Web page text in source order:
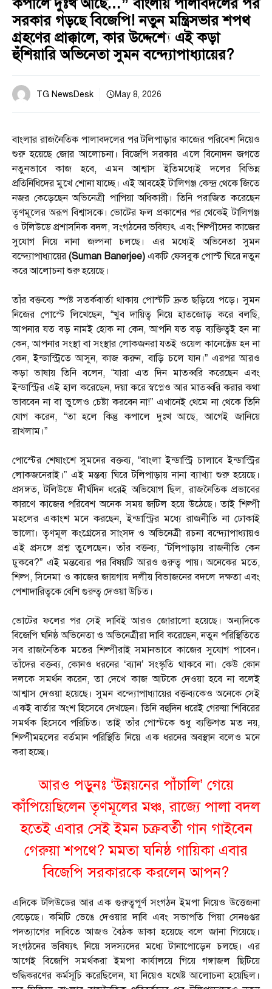
কপালে দুঃখ আছে…” বাংলায় পালাবদলের পর
সরকার গড়ছে বিজেপি! নতুন মন্ত্রিসভার শপথ
গ্রহণের প্রাক্কালে, কার উদ্দেশ্যে এই কড়া
হুঁশিয়ারি অভিনেতা সুমন বন্দ্যোপাধ্যায়ের?
TG NewsDesk May 8, 2026
বাংলার রাজনৈতিক পালাবদলের পর টলিপাড়ার কাজের পরিবেশ নিয়েও
শুরু হয়েছে জোর আলোচনা। বিজেপি সরকার এলে বিনোদন জগতে
নতুনভাবে কাজ হবে, এমন আশ্বাস ইতিমধ্যেই দলের বিভিন্ন
প্রতিনিধিদের মুখে শোনা যাচ্ছে। এই আবহেই টালিগঞ্জ কেন্দ্র থেকে জিতে
নজর কেড়েছেন অভিনেত্রী পাপিয়া অধিকারী। তিনি পরাজিত করেছেন
তৃণমূলের অরূপ বিশ্বাসকে। ভোটের ফল প্রকাশের পর থেকেই টালিগঞ্জ
ও টলিউডে প্রশাসনিক বদল, সংগঠনের ভবিষ্যৎ এবং শিল্পীদের কাজের
সুযোগ নিয়ে নানা জল্পনা চলছে। এর মধ্যেই অভিনেতা সুমন
বন্দ্যোপাধ্যায়ের(Suman Banerjee) একটি ফেসবুক পোস্ট ঘিরে নতুন
করে আলোচনা শুরু হয়েছে।
তাঁর বক্তব্যে স্পষ্ট সতর্কবার্তা থাকায় পোস্টটি দ্রুত ছড়িয়ে পড়ে। সুমন
নিজের পোস্টে লিখেছেন, “খুব দায়িত্ব নিয়ে হাতজোড় করে বলছি,
আপনার যত বড় নামই হোক না কেন, আপনি যত বড় ব্যক্তিত্বই হন না
কেন, আপনার সংস্থা বা সংস্থার লোকজনরা যতই ওয়েল কানেক্টেড হন না
কেন, ইন্ডাস্ট্রিতে আসুন, কাজ করুন, বাড়ি চলে যান।” এরপর আরও
কড়া ভাষায় তিনি বলেন, “যারা এত দিন মাতব্বরি করেছেন এবং
ইন্ডাস্ট্রির এই হাল করেছেন, দয়া করে স্বপ্নেও আর মাতব্বরি করার কথা
ভাববেন না বা ভুলেও চেষ্টা করবেন না!” এখানেই থেমে না থেকে তিনি
যোগ করেন, “তা হলে কিন্তু কপালে দুঃখ আছে, আগেই জানিয়ে
রাখলাম।”
পোস্টের শেষাংশে সুমনের বক্তব্য, “বাংলা ইন্ডাস্ট্রি চালাবে ইন্ডাস্ট্রির
লোকজনেরাই।” এই মন্তব্য ঘিরে টলিপাড়ায় নানা ব্যাখ্যা শুরু হয়েছে।
প্রসঙ্গত, টলিউডে দীর্ঘদিন ধরেই অভিযোগ ছিল, রাজনৈতিক প্রভাবের
কারণে কাজের পরিবেশ অনেক সময় জটিল হয়ে উঠেছে। তাই শিল্পী
মহলের একাংশ মনে করছেন, ইন্ডাস্ট্রির মধ্যে রাজনীতি না ঢোকাই
ভালো। তৃণমূল কংগ্রেসের সাংসদ ও অভিনেত্রী রচনা বন্দ্যোপাধ্যায়ও
এই প্রসঙ্গে প্রশ্ন তুলেছেন। তাঁর বক্তব্য, “টলিপাড়ায় রাজনীতি কেন
ঢুকবে?” এই মন্তব্যের পর বিষয়টি আরও গুরুত্ব পায়। অনেকের মতে,
শিল্প, সিনেমা ও কাজের জায়গায় দলীয় বিভাজনের বদলে দক্ষতা এবং
পেশাদারিত্বকে বেশি গুরুত্ব দেওয়া উচিত।
ভোটের ফলের পর সেই দাবিই আরও জোরালো হয়েছে। অন্যদিকে
বিজেপি ঘনিষ্ঠ অভিনেতা ও অভিনেত্রীরা দাবি করেছেন, নতুন পরিস্থিতিতে
সব রাজনৈতিক মতের শিল্পীরাই সমানভাবে কাজের সুযোগ পাবেন।
তাঁদের বক্তব্য, কোনও ধরনের ‘ব্যান’ সংস্কৃতি থাকবে না। কেউ কোন
দলকে সমর্থন করেন, তা দেখে কাজ আটকে দেওয়া হবে না বলেই
আশ্বাস দেওয়া হয়েছে। সুমন বন্দ্যোপাধ্যায়ের বক্তব্যকেও অনেকে সেই
একই বার্তার অংশ হিসেবে দেখছেন। তিনি বহুদিন ধরেই গেরুয়া শিবিরের
সমর্থক হিসেবে পরিচিত। তাই তাঁর পোস্টকে শুধু ব্যক্তিগত মত নয়,
শিল্পীমহলের বর্তমান পরিস্থিতি নিয়ে এক ধরনের অবস্থান বলেও মনে
করা হচ্ছে।
আরও পড়ুনঃ ‘উন্নয়নের পাঁচালি’ গেয়ে
কাঁপিয়েছিলেন তৃণমূলের মঞ্চ, রাজ্যে পালা বদল
হতেই এবার সেই ইমন চক্রবর্তী গান গাইবেন
গেরুয়া শপথে? মমতা ঘনিষ্ঠ গায়িকা এবার
বিজেপি সরকারকে করলেন আপন?
এদিকে টলিউডের আর এক গুরুত্বপূর্ণ সংগঠন ইমপা নিয়েও উত্তেজনা
বেড়েছে। কমিটি ভেঙে দেওয়ার দাবি এবং সভাপতি পিয়া সেনগুপ্তর
পদত্যাগের দাবিতে আজও বৈঠক ডাকা হয়েছে বলে জানা গিয়েছে।
সংগঠনের ভবিষ্যৎ নিয়ে সদস্যদের মধ্যে টানাপোড়েন চলছে। এর
আগেই বিজেপি সমর্থকরা ইমপা কার্যালয়ে গিয়ে গঙ্গাজল ছিটিয়ে
শুদ্ধিকরণের কর্মসূচি করেছিলেন, যা নিয়েও যথেষ্ট আলোচনা হয়েছিল।